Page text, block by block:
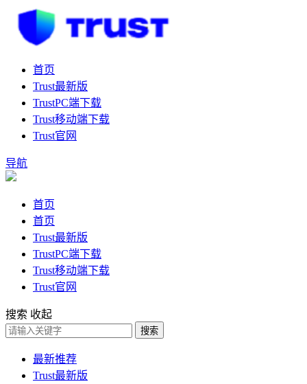
首页
Trust最新版
TrustPC端下载
Trust移动端下载
Trust官网
导航
首页
首页
Trust最新版
TrustPC端下载
Trust移动端下载
Trust官网
搜索 收起
搜索
最新推荐
Trust最新版